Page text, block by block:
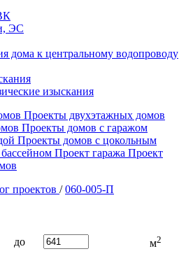
ЭС
дома к центральному водопроводу
изыскания
Проекты двухэтажных домов
Проекты домов с гаражом
Проекты домов с цокольным
Проект гаража Проект
проектов / 060-005-П
до м2